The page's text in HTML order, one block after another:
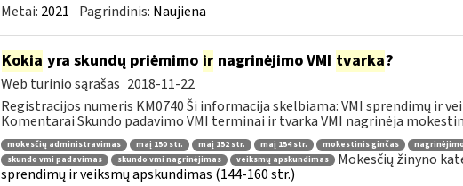
Metai: 2021 Pagrindinis: Naujiena
Kokia yra skundų priėmimo irnagrinėjimo VMI tvarka?
Web turinio sąrašas 2018-11-22
Registracijos numeris KM0740 Ši informacija skelbiama: VMI sprendimų ir
Komentarai Skundo padavimo VMI terminai ir tvarka VMI nagrinėja
mokesčių administravimas maį 150 str. maį 152 str. maį 154 str. mokestinis ginčas
skundo vmi padavimas
skundo vmi nagrinėjimas veiksmų apskundimas Mokesčių žinyno
sprendimų ir veiksmų apskundimas (144-160 str.)